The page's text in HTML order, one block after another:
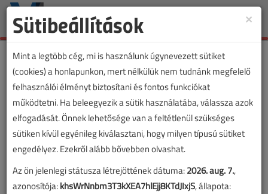
Toggle
×
Sütibeállítások
Mint a legtöbb cég, mi is használunk úgynevezett sütiket
(cookies) a honlapunkon, mert nélkülük nem tudnánk megfelelő
felhasználói élményt biztosítani és fontos funkciókat
működtetni. Ha beleegyezik a sütik használatába, válassza azok
elfogadását. Önnek lehetősége van a feltétlenül szükséges
sütiken kívül egyénileg kiválasztani, hogy milyen típusú sütiket
engedélyez. Ezekről alább bővebben olvashat.
Az ön jelenlegi státusza létrejöttének dátuma:2026. aug. 7.,
azonosítója:khsWrNnbm3T3kXEA7hlEjj8KTdJIxjS, állapota: